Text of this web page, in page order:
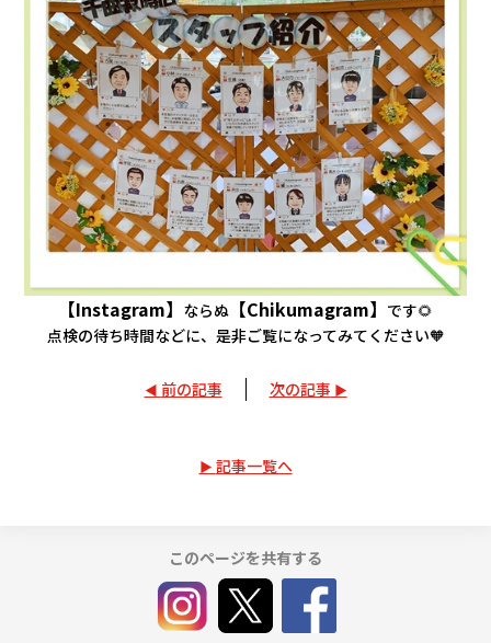
【Instagram】 ならぬ 【Chikumagram】 です🌻
点検の待ち時間などに、是非ご覧になってみてください🧡
前の記事 次の記事
記事一覧へ
このページを共有する